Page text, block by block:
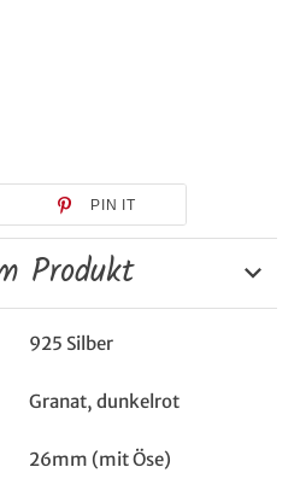
PIN IT
Produkt
925 Silber
Granat, dunkelrot
26mm (mit Öse)